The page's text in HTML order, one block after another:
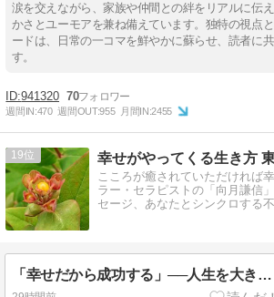
涙を交えながら、家族や仲間との絆をリアルに伝
かさとユーモアを兼ね備えています。独特の視点
ードは、日常の一コマを鮮やかに蘇らせ、読者に
す。
941320 70
週間IN:470 週間OUT:955 月間IN:2455
19
こころが癒されていただければ
ラー・セラピストの「向月謙信
セージ、あなたとシンクロする
「幸せだから成功する」──人生を大きく変える、小さな幸せの積み重ね。